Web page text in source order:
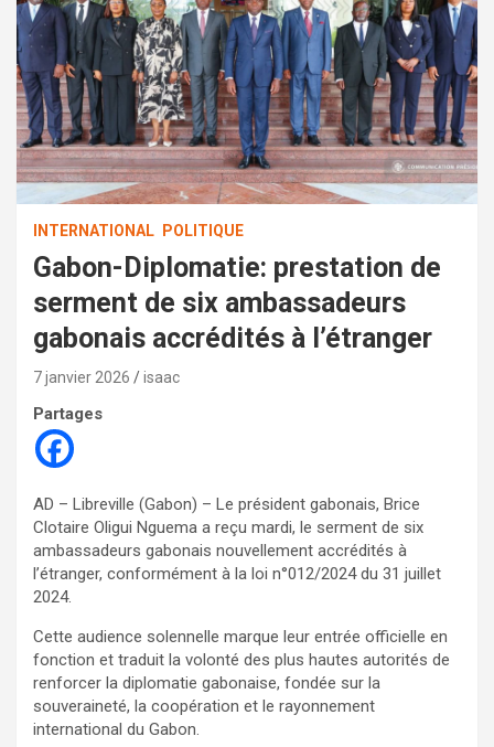
INTERNATIONAL POLITIQUE
Gabon-Diplomatie: prestation de
serment de six ambassadeurs
gabonais accrédités à l’étranger
7 janvier 2026 isaac
Partages
AD – Libreville (Gabon) – Le président gabonais, Brice
Clotaire Oligui Nguema a reçu mardi, le serment de six
ambassadeurs gabonais nouvellement accrédités à
l’étranger, conformément à la loi n°012/2024 du 31 juillet
2024.
Cette audience solennelle marque leur entrée officielle en
fonction et traduit la volonté des plus hautes autorités de
renforcer la diplomatie gabonaise, fondée sur la
souveraineté, la coopération et le rayonnement
international du Gabon.